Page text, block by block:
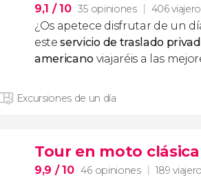
9,1 / 10 35 opiniones 406
¿Os apetece disfrutar de un
esteservicio de traslado
americano viajaréis a las
Excursiones de un día
Tour en moto
9,9 / 10 46 opiniones 189